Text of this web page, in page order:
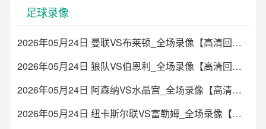
足球录像
2026年05月24日 曼联VS布莱顿_全场录像【高清回放】
2026年05月24日 狼队VS伯恩利_全场录像【高清回放】
2026年05月24日 阿森纳VS水晶宫_全场录像【高清回放】
2026年05月24日 纽卡斯尔联VS富勒姆_全场录像【高清回放】